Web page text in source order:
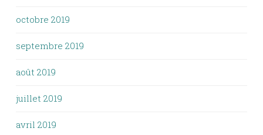
octobre 2019
septembre 2019
août 2019
juillet 2019
avril 2019